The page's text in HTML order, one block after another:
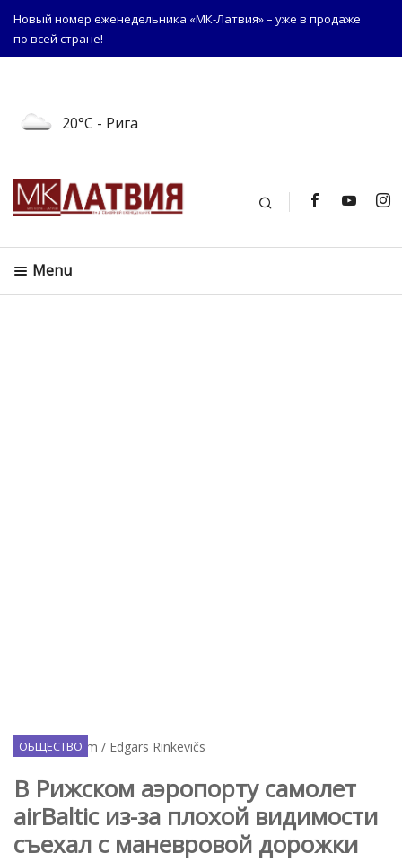
Новый номер еженедельника «МК-Латвия» – уже в продаже
по всей стране!
20°C - Рига
Поиск
Menu
ОБЩЕСТВО
В Рижском аэропорту самолет
airBaltic из-за плохой видимости
съехал с маневровой дорожки